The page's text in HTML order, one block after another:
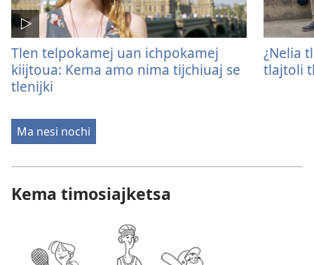
Tlen telpokamej uan ichpokamej
kiijtoua: Kema amo nima tijchiuaj se
tlenijki
¿Nelia
tlajtoli
Ma nesi nochi
Kema timosiajketsa